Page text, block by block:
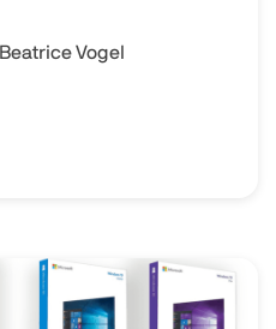
Beatrice Vogel